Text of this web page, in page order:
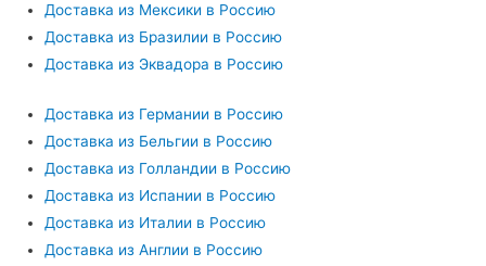
Доставка из Мексики в Россию
Доставка из Бразилии в Россию
Доставка из Эквадора в Россию
Доставка из Германии в Россию
Доставка из Бельгии в Россию
Доставка из Голландии в Россию
Доставка из Испании в Россию
Доставка из Италии в Россию
Доставка из Англии в Россию